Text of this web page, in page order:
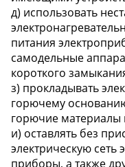
д) использовать
питания
самодельные
короткого
з) прокладывать
горючему
горючие материалы
и) оставлять без
электрическую сеть
приборы, а также